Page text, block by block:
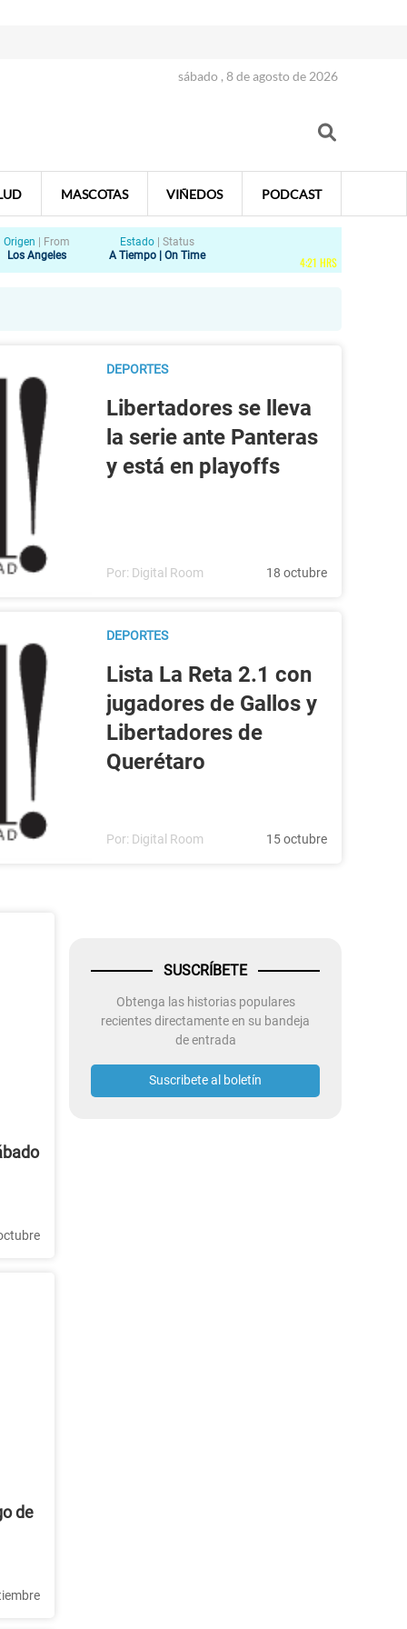
sábado , 8 de agosto de 2026
MASCOTAS VIÑEDOS PODCAST
Origen
From
Los Angeles
Estado
Status
A Tiempo | On Time
4:21 HRS
DEPORTES
Libertadores se lleva
la serie ante Panteras
y está en playoffs
Por: Digital Room 18 octubre
DEPORTES
Lista La Reta 2.1 con
jugadores de Gallos y
Libertadores de
Querétaro
Por: Digital Room 15 octubre
de
SUSCRÍBETE
Obtenga las historias populares
recientes directamente en su bandeja
de entrada
Suscribete al boletín